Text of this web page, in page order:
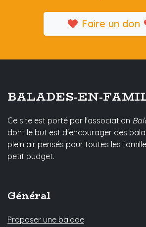
Faire un don
BALADES-EN-
Ce site est porté par l'association
dont le but est d'encourager des
plein air pensés pour toutes les
petit budget.
Général
Proposer une balade